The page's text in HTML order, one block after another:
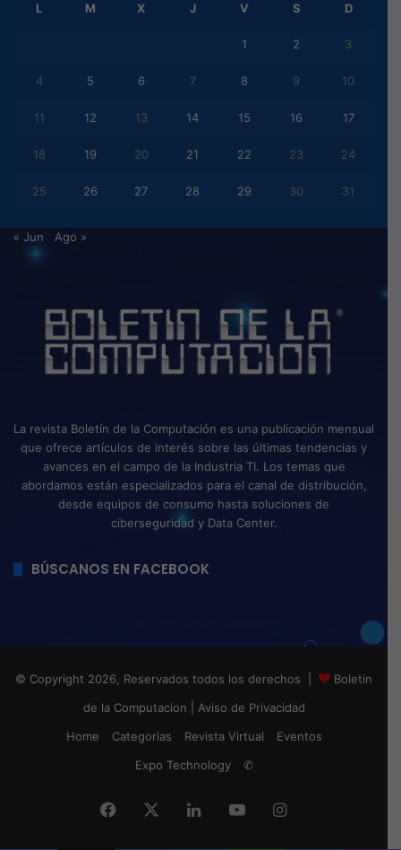
L M X J V S D
1 2 3
4 5 6 7 8 9 10
11 12 13 14 15 16 17
18 19 20 21 22 23 24
25 26 27 28 29 30 31
« Jun Ago »
La revista Boletín de la Computación es una publicación mensual
que ofrece artículos de interés sobre las últimas tendencias y
avances en el campo de la Industria TI. Los temas que
abordamos están especializados para el canal de distribución,
desde equipos de consumo hasta soluciones de
ciberseguridad y Data Center.
BÚSCANOS EN FACEBOOK
© Copyright 2026, Reservados todos los derechos |
Boletin
de la Computacion
Aviso de Privacidad
Home
Categorias Revista Virtual
Eventos
Expo Technology
✆
Facebook LinkedInYouTubeInstagram